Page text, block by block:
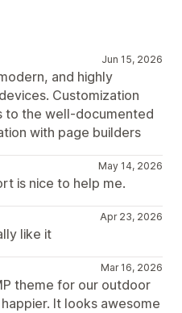
Jun 15, 2026
and highly
Customization
to the well-documented
with page builders
May 14, 2026
is nice to help me.
Apr 23, 2026
like it
Mar 16, 2026
theme for our outdoor
It looks awesome